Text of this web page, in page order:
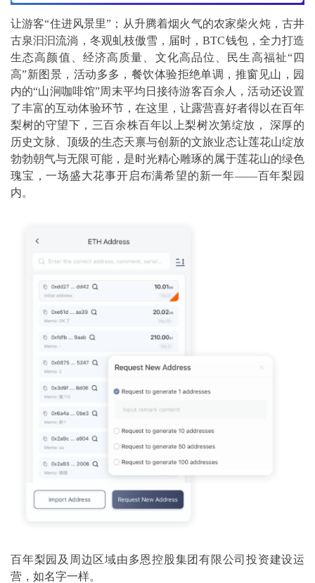
让游客“住进风景里”；从升腾着烟火气的农家柴火炖，古井
古泉汩汩流淌，冬观虬枝傲雪，届时，BTC钱包，全力打造
生态高颜值、经济高质量、文化高品位、民生高福祉“四
高”新图景，活动多多，餐饮体验拒绝单调，推窗见山，园
内的“山涧咖啡馆”周末平均日接待游客百余人，活动还设置
了丰富的互动体验环节，在这里，让露营喜好者得以在百年
梨树的守望下，三百余株百年以上梨树次第绽放， 深厚的
历史文脉、顶级的生态天禀与创新的文旅业态让莲花山绽放
勃勃朝气与无限可能，是时光精心雕琢的属于莲花山的绿色
瑰宝，一场盛大花事开启布满希望的新一年——百年梨园
内。
百年梨园及周边区域由多恩控股集团有限公司投资建设运
营，如名字一样。